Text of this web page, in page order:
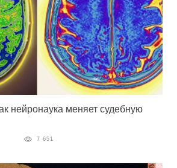
нейронаука меняет судебную
7 651